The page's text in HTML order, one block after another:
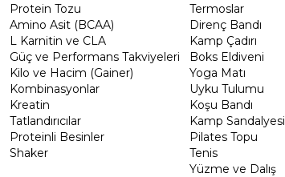
Protein Tozu
Amino Asit (BCAA)
L Karnitin ve CLA
Güç ve Performans Takviyeleri
Kilo ve Hacim (Gainer)
Kombinasyonlar
Kreatin
Tatlandırıcılar
Proteinli Besinler
Shaker
Termoslar
Direnç Bandı
Kamp Çadırı
Boks Eldiveni
Yoga Matı
Uyku Tulumu
Koşu Bandı
Kamp Sandalyesi
Pilates Topu
Tenis
Yüzme ve Dalış